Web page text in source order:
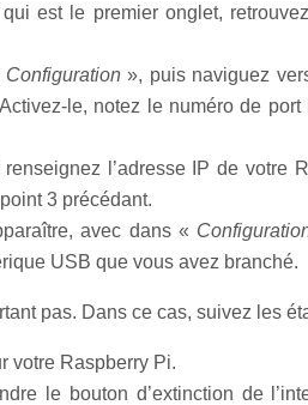
qui est le premier onglet,
Configuration», puis naviguez
Activez-le, notez le numéro de
l’adresse IP de votre
3 précédant.
avec dans «
USB que vous avez branché.
pas. Dans ce cas, suivez les
votre Raspberry Pi.
le bouton d’extinction de